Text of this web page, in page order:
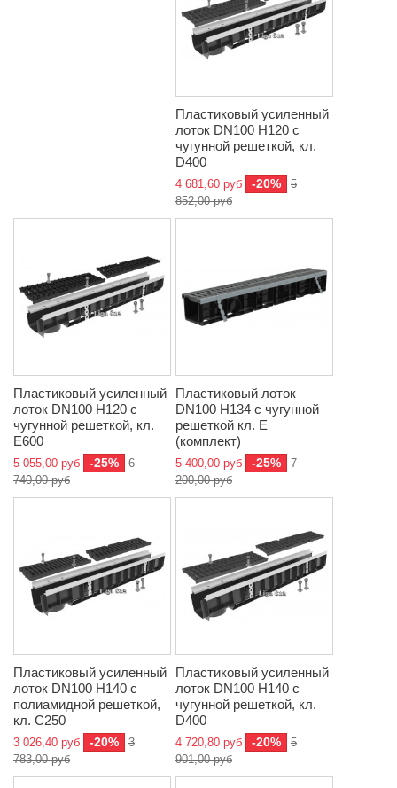
Пластиковый усиленный
лоток DN100 H120 с
чугунной решеткой, кл.
D400
4 681,60 руб -20%
5
852,00 руб
Пластиковый усиленный
лоток DN100 H120 с
чугунной решеткой, кл.
E600
5 055,00 руб -25%
6
740,00 руб
Пластиковый лоток
DN100 H134 с чугунной
решеткой кл. Е
(комплект)
5 400,00 руб -25%
7
200,00 руб
Пластиковый усиленный
лоток DN100 H140 с
полиамидной решеткой,
кл. C250
3 026,40 руб -20%
3
783,00 руб
Пластиковый усиленный
лоток DN100 H140 с
чугунной решеткой, кл.
D400
4 720,80 руб -20%
5
901,00 руб